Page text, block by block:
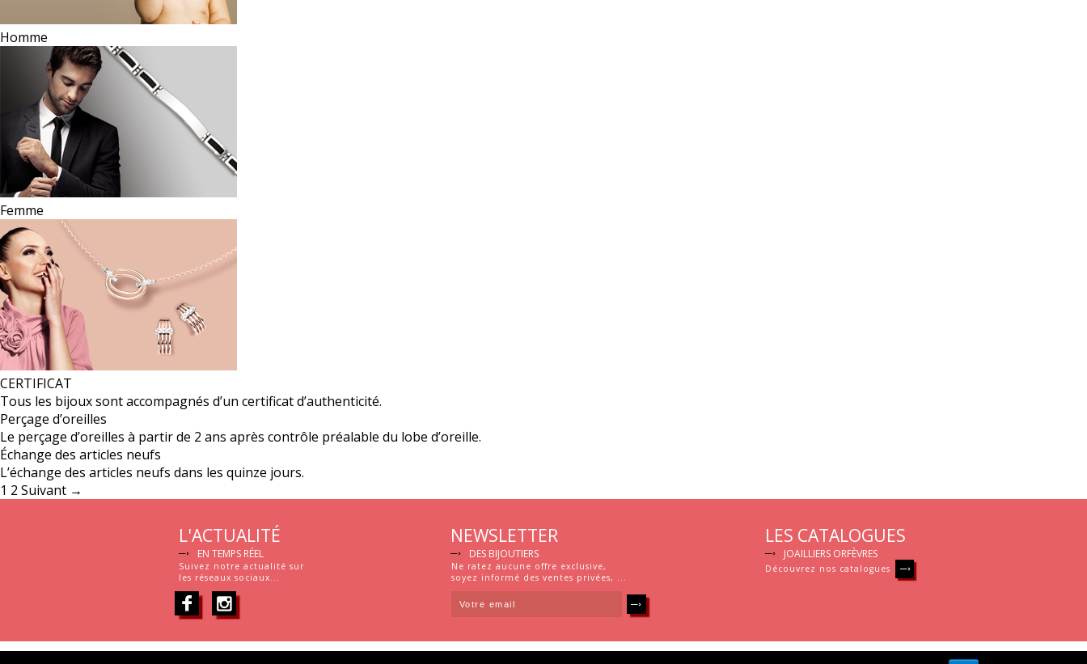
Homme
Femme
CERTIFICAT
Tous les bijoux sont accompagnés d’un certificat d’authenticité.
Perçage d’oreilles
Le perçage d’oreilles à partir de 2 ans après contrôle préalable du lobe d’oreille.
Échange des articles neufs
L’échange des articles neufs dans les quinze jours.
1 2 Suivant →
L'ACTUALITÉ
EN TEMPS RÉEL
Suivez notre actualité sur
les réseaux sociaux...
NEWSLETTER
DES BIJOUTIERS
Ne ratez aucune offre exclusive,
soyez informé des ventes privées, ...
LES CATALOGUES
JOAILLIERS ORFÈVRES
Découvrez nos catalogues